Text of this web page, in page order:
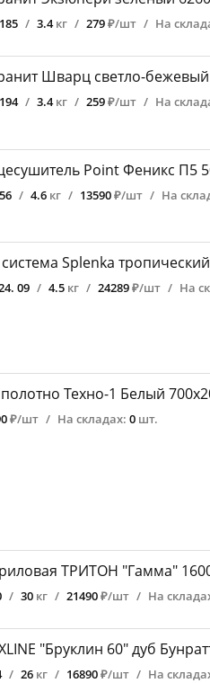
/ 3.4кг / 279₽/шт / На
Шварц светло-бежевый
/ 3.4кг / 259₽/шт / На
Point Феникс П5
/ 4.6 кг / 13590₽/шт / На
Splenka
09 / 4.5 кг / 24289₽/шт / На
Техно-1 Белый
₽/шт / На складах: 0 шт.
ТРИТОН "Гамма"
/ 30 кг / 21490₽/шт / На
"Бруклин 60" дуб
/ 26 кг / 16890₽/шт / На